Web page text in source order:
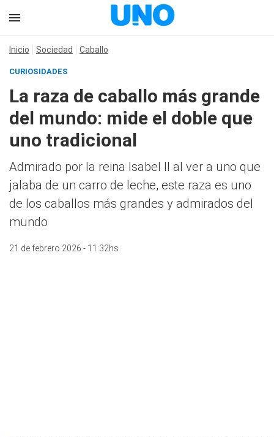
Inicio Sociedad Caballo
CURIOSIDADES
La raza de caballo más grande
del mundo: mide el doble que
uno tradicional
Admirado por la reina Isabel II al ver a uno que
jalaba de un carro de leche, este raza es uno
de los caballos más grandes y admirados del
mundo
21 de febrero 2026 - 11:32hs